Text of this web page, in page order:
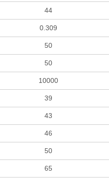
44
0.309
50
50
10000
39
43
46
50
65